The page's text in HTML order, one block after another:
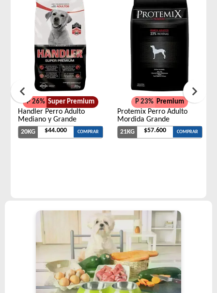
P 26% Super Premium
Handler Perro Adulto
Mediano y Grande
20KG $44.000 COMPRAR
P 23% Premium
Protemix Perro Adulto
Mordida Grande
21KG $57.600 COMPRAR